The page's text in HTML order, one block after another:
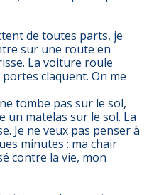
de toutes parts, je
sur une route en
La voiture roule
claquent. On me
tombe pas sur le sol,
un matelas sur le sol. La
Je ne veux pas penser à
minutes : ma chair
contre la vie, mon